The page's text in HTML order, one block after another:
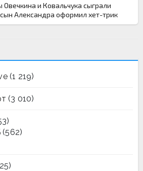
и Ковальчука сыграли
Александра оформил хет-трик
(1 219)
(3 010)
(562)